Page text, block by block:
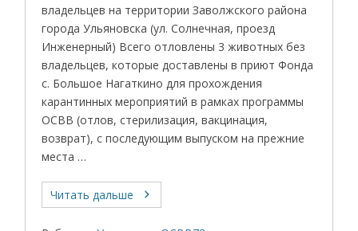
владельцев на территории Заволжского района
города Ульяновска (ул. Солнечная, проезд
Инженерный) Всего отловлены 3 животных без
владельцев, которые доставлены в приют Фонда
с. Большое Нагаткино для прохождения
карантинных мероприятий в рамках программы
ОСВВ (отлов, стерилизация, вакцинация,
возврат), с последующим выпуском на прежние
места …
Читать дальше